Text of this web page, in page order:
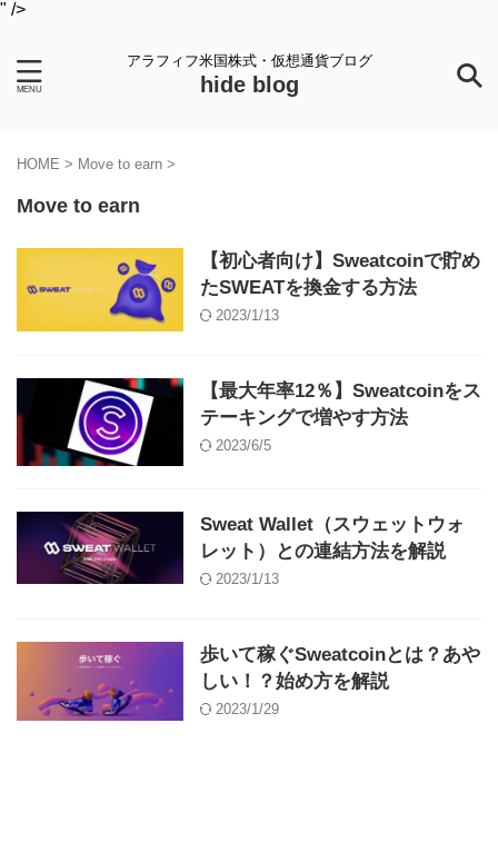
" />
アラフィフ米国株式・仮想通貨ブログ
hide blog
HOME > Move to earn >
Move to earn
【初心者向け】Sweatcoinで貯め
たSWEATを換金する方法
2023/1/13
【最大年率12％】Sweatcoinをス
テーキングで増やす方法
2023/6/5
Sweat Wallet（スウェットウォ
レット）との連結方法を解説
2023/1/13
歩いて稼ぐSweatcoinとは？あや
しい！？始め方を解説
2023/1/29